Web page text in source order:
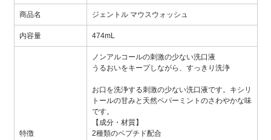
商品名 ジェントル マウスウォッシュ
内容量 474mL
特徴
ノンアルコールの刺激の少ない洗口液
うるおいをキープしながら、すっきり洗浄
お口を洗浄する刺激の少ない洗口液です。キシリ
トールの甘みと天然ペパーミントのさわやかな味
です。
【成分・材質】
2種類のペプチド配合